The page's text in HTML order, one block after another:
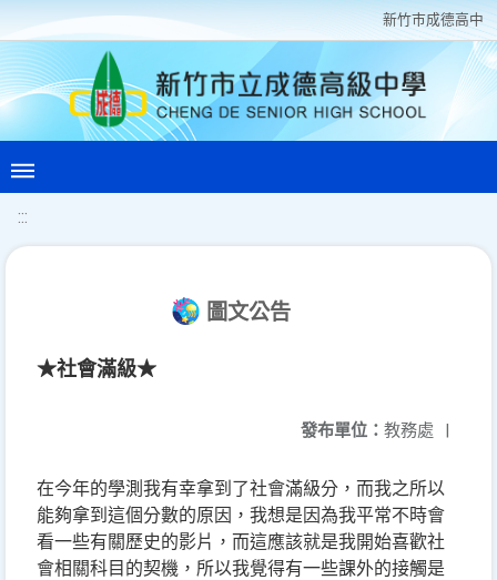
新竹巿成德高中
:::
圖文公告
★社會滿級★
發布單位： 教務處 |
在今年的學測我有幸拿到了社會滿級分，而我之所以
能夠拿到這個分數的原因，我想是因為我平常不時會
看一些有關歷史的影片，而這應該就是我開始喜歡社
會相關科目的契機，所以我覺得有一些課外的接觸是